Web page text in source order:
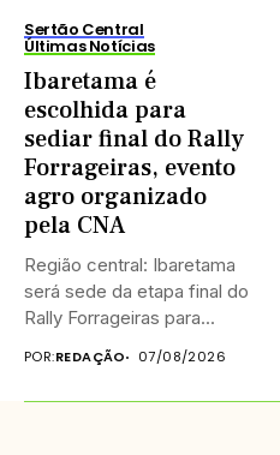
Sertão Central
Últimas Notícias
Ibaretama é
escolhida para
sediar final do Rally
Forrageiras, evento
agro organizado
pela CNA
Região central: Ibaretama
será sede da etapa final do
Rally Forrageiras para...
POR:REDAÇÃO 07/08/2026